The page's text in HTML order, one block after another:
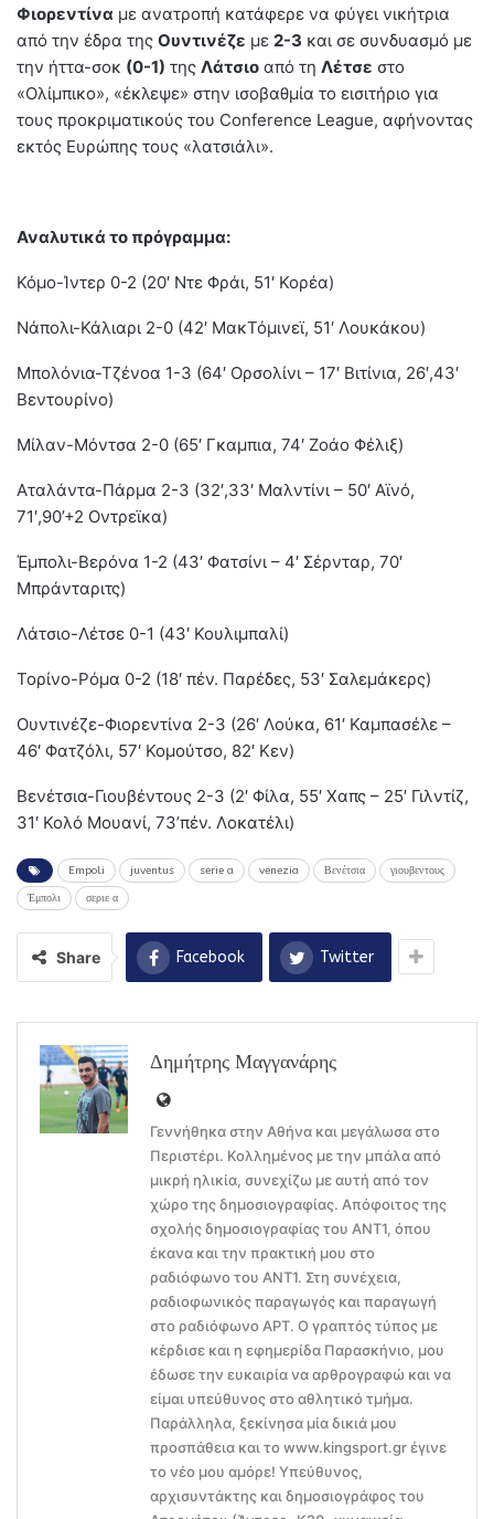
Φιορεντίνα με ανατροπή κατάφερε να φύγει νικήτρια
από την έδρα της Ουντινέζε με 2-3 και σε συνδυασμό με
την ήττα-σοκ (0-1) της Λάτσιο από τη Λέτσε στο
«Ολίμπικο», «έκλεψε» στην ισοβαθμία το εισιτήριο για
τους προκριματικούς του Conference League, αφήνοντας
εκτός Ευρώπης τους «λατσιάλι».
Αναλυτικά το πρόγραμμα:
Κόμο-Ίντερ 0-2 (20′ Ντε Φράι, 51′ Κορέα)
Νάπολι-Κάλιαρι 2-0 (42′ ΜακΤόμινεϊ, 51′ Λουκάκου)
Μπολόνια-Τζένοα 1-3 (64′ Ορσολίνι – 17′ Βιτίνια, 26′,43′
Βεντουρίνο)
Μίλαν-Μόντσα 2-0 (65′ Γκαμπια, 74′ Ζοάο Φέλιξ)
Αταλάντα-Πάρμα 2-3 (32′,33′ Μαλντίνι – 50′ Αϊνό,
71′,90’+2 Οντρεϊκα)
Έμπολι-Βερόνα 1-2 (43′ Φατσίνι – 4′ Σέρνταρ, 70′
Μπράνταριτς)
Λάτσιο-Λέτσε 0-1 (43′ Κουλιμπαλί)
Τορίνο-Ρόμα 0-2 (18′ πέν. Παρέδες, 53′ Σαλεμάκερς)
Ουντινέζε-Φιορεντίνα 2-3 (26′ Λούκα, 61′ Καμπασέλε –
46′ Φατζόλι, 57′ Κομούτσο, 82′ Κεν)
Βενέτσια-Γιουβέντους 2-3 (2′ Φίλα, 55′ Χαπς – 25′ Γιλντίζ,
31′ Κολό Μουανί, 73’πέν. Λοκατέλι)
Empoli juventus serie a venezia Βενέτσια γιουβεντους
Έμπολι σεριε α
Share Facebook Twitter
Δημήτρης Μαγγανάρης
Γεννήθηκα στην Αθήνα και μεγάλωσα στο
Περιστέρι. Κολλημένος με την μπάλα από
μικρή ηλικία, συνεχίζω με αυτή από τον
χώρο της δημοσιογραφίας. Απόφοιτος της
σχολής δημοσιογραφίας του ΑΝΤ1, όπου
έκανα και την πρακτική μου στο
ραδιόφωνο του ΑΝΤ1. Στη συνέχεια,
ραδιοφωνικός παραγωγός και παραγωγή
στο ραδιόφωνο ΑΡΤ. Ο γραπτός τύπος με
κέρδισε και η εφημερίδα Παρασκήνιο, μου
έδωσε την ευκαιρία να αρθρογραφώ και να
είμαι υπεύθυνος στο αθλητικό τμήμα.
Παράλληλα, ξεκίνησα μία δικιά μου
προσπάθεια και το www.kingsport.gr έγινε
το νέο μου αμόρε! Υπεύθυνος,
αρχισυντάκτης και δημοσιογράφος του